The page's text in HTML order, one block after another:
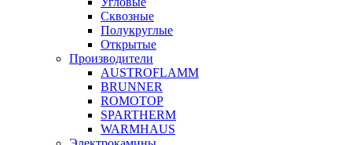
Сквозные
Полукруглые
Открытые
Производители
AUSTROFLAMM
BRUNNER
ROMOTOP
SPARTHERM
WARMHAUS